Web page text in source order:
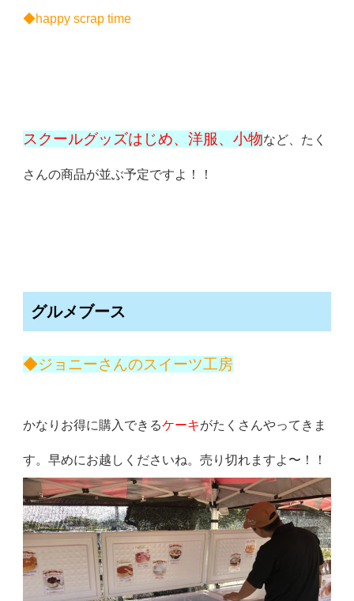
◆happy scrap time
スクールグッズはじめ、洋服、小物など、たく
さんの商品が並ぶ予定ですよ！！
グルメブース
◆ジョニーさんのスイーツ工房
かなりお得に購入できるケーキがたくさんやってきま
す。早めにお越しくださいね。売り切れますよ〜！！